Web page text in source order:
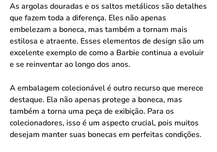
As argolas douradas e os saltos metálicos são detalhes
que fazem toda a diferença. Eles não apenas
embelezam a boneca, mas também a tornam mais
estilosa e atraente. Esses elementos de design são um
excelente exemplo de como a Barbie continua a evoluir
e se reinventar ao longo dos anos.
A embalagem colecionável é outro recurso que merece
destaque. Ela não apenas protege a boneca, mas
também a torna uma peça de exibição. Para os
colecionadores, isso é um aspecto crucial, pois muitos
desejam manter suas bonecas em perfeitas condições.